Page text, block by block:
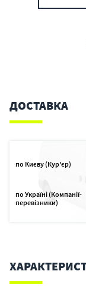
ДОСТАВКА
по Києву (Кур'єр)
по Україні (Компанії-
перевізники)